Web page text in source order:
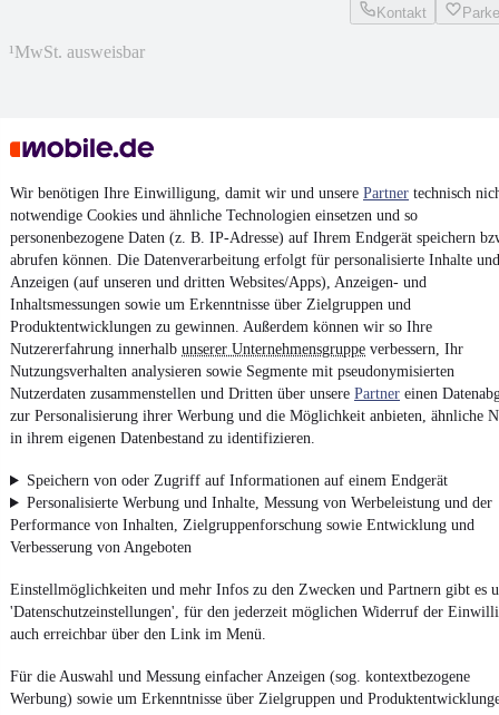
Wir benötigen Ihre Einwilligung, damit wir und unsere Partner technisch
notwendige Cookies und ähnliche Technologien einsetzen und so
personenbezogene Daten (z. B. IP-Adresse) auf Ihrem Endgerät speichern
abrufen können. Die Datenverarbeitung erfolgt für personalisierte Inhalte und
Anzeigen (auf unseren und dritten Websites/Apps), Anzeigen- und
Inhaltsmessungen sowie um Erkenntnisse über Zielgruppen und
Produktentwicklungen zu gewinnen. Außerdem können wir so Ihre
Nutzererfahrung innerhalb unserer Unternehmensgruppe verbessern, Ihr
Nutzungsverhalten analysieren sowie Segmente mit pseudonymisierten
Nutzerdaten zusammenstellen und Dritten über unsere Partner einen
zur Personalisierung ihrer Werbung und die Möglichkeit anbieten, ähnliche
in ihrem eigenen Datenbestand zu identifizieren.
Speichern von oder Zugriff auf Informationen auf einem Endgerät
Personalisierte Werbung und Inhalte, Messung von Werbeleistung und der
Performance von Inhalten, Zielgruppenforschung sowie Entwicklung und
Verbesserung von Angeboten
Einstellmöglichkeiten und mehr Infos zu den Zwecken und Partnern gibt es
'Datenschutzeinstellungen', für den jederzeit möglichen Widerruf der
auch erreichbar über den Link im Menü.
Für die Auswahl und Messung einfacher Anzeigen (sog. kontextbezogene
Werbung) sowie um Erkenntnisse über Zielgruppen und
Kontakt
¹MwSt. ausweisbar
4.6 Sterne
Nutze mobile.de schnell und einfach
App installieren
Impressum
AGB
Vertrag widerrufen
Datenschutz
Datenschutzeinstellungen
Erklärung zur Barrierefreiheit
Report Security Vulnerability (English)
Powered by
Weitere Fahrzeuge gibt es auf mobile.de, dem Marktplatz für
Autos undMotorräder